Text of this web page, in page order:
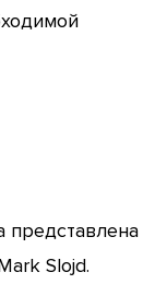
представлена
Slojd.